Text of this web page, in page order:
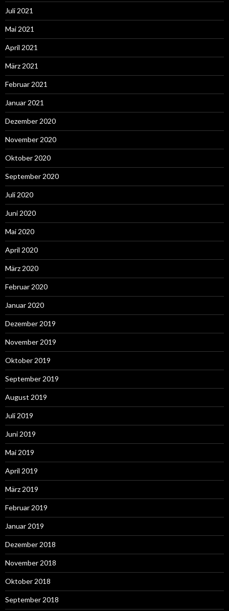
Juli 2021
Mai 2021
April 2021
März 2021
Februar 2021
Januar 2021
Dezember 2020
November 2020
Oktober 2020
September 2020
Juli 2020
Juni 2020
Mai 2020
April 2020
März 2020
Februar 2020
Januar 2020
Dezember 2019
November 2019
Oktober 2019
September 2019
August 2019
Juli 2019
Juni 2019
Mai 2019
April 2019
März 2019
Februar 2019
Januar 2019
Dezember 2018
November 2018
Oktober 2018
September 2018